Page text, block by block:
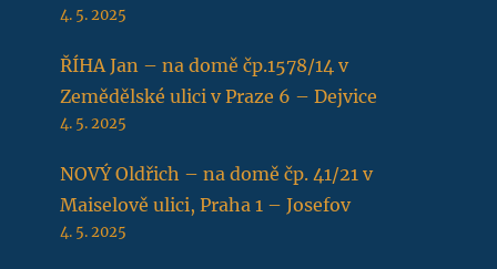
4. 5. 2025
ŘÍHA Jan – na domě čp.1578/14 v
Zemědělské ulici v Praze 6 – Dejvice
4. 5. 2025
NOVÝ Oldřich – na domě čp. 41/21 v
Maiselově ulici, Praha 1 – Josefov
4. 5. 2025